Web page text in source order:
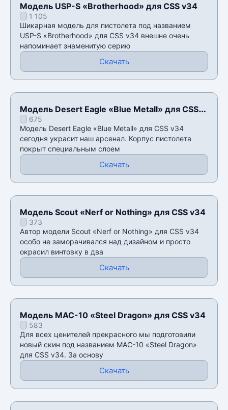
Модель USP-S «Brotherhood» для CSS v34
1 105
Шикарная модель для пистолета под названием
USP-S «Brotherhood» для CSS v34 внешне очень
напоминает знаменитую серию
Скачать
Модель Desert Eagle «Blue Metall» для CSS
v34675
Модель Desert Eagle «Blue Metall» для CSS v34
сегодня украсит наш арсенал. Корпус пистолета
покрыт специальным слоем
Скачать
Модель Scout «Nerf or Nothing» для CSS v34
373
Автор модели Scout «Nerf or Nothing» для CSS v34
особо не заморачивался над дизайном и просто
окрасил винтовку в два
Скачать
Модель MAC-10 «Steel Dragon» для CSS v34
583
Для всех ценителей прекрасного мы подготовили
новый скин под названием MAC-10 «Steel Dragon»
для CSS v34. За основу
Скачать